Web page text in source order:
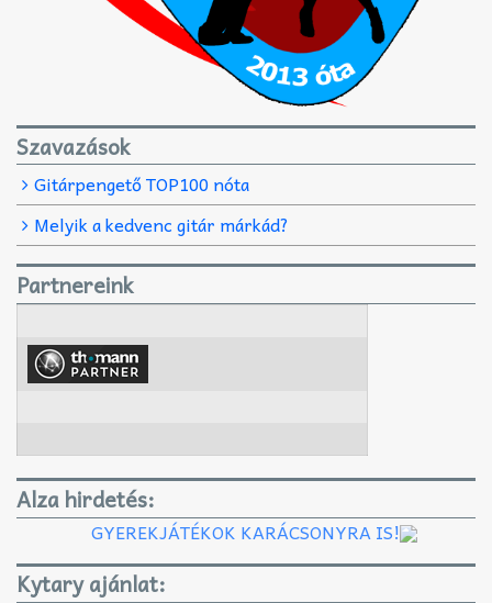
Szavazások
Gitárpengető TOP100 nóta
Melyik a kedvenc gitár márkád?
Partnereink
Alza hirdetés:
GYEREKJÁTÉKOK KARÁCSONYRA IS!
Kytary ajánlat: